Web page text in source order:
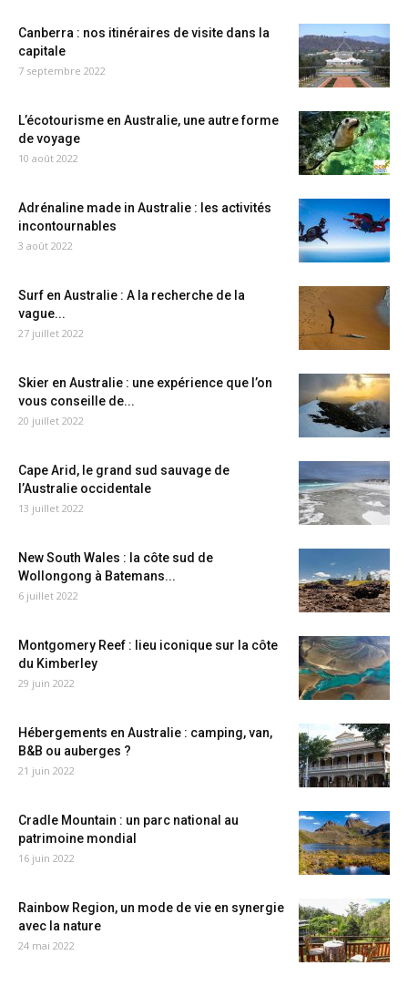
Canberra : nos itinéraires de visite dans la
capitale
7 septembre 2022
L’écotourisme en Australie, une autre forme
de voyage
10 août 2022
Adrénaline made in Australie : les activités
incontournables
3 août 2022
Surf en Australie : A la recherche de la
vague...
27 juillet 2022
Skier en Australie : une expérience que l’on
vous conseille de...
20 juillet 2022
Cape Arid, le grand sud sauvage de
l’Australie occidentale
13 juillet 2022
New South Wales : la côte sud de
Wollongong à Batemans...
6 juillet 2022
Montgomery Reef : lieu iconique sur la côte
du Kimberley
29 juin 2022
Hébergements en Australie : camping, van,
B&B ou auberges ?
21 juin 2022
Cradle Mountain : un parc national au
patrimoine mondial
16 juin 2022
Rainbow Region, un mode de vie en synergie
avec la nature
24 mai 2022